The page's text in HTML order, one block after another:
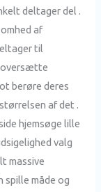
deltager del .
af
til
oversætte
berøre deres
af ​​det .
hjemsøge lille
valg
massive
spille måde og